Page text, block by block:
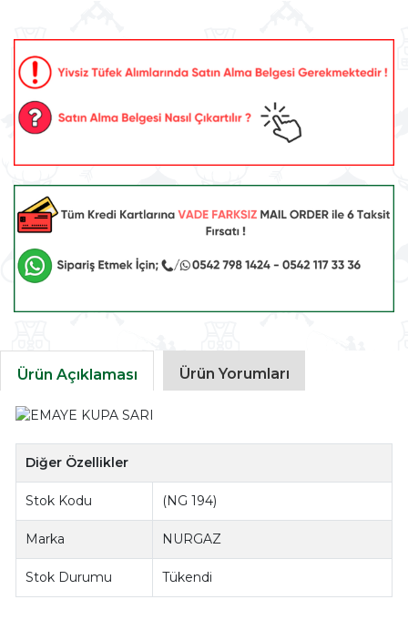
Ürün Açıklaması Ürün Yorumları
Diğer Özellikler
Stok Kodu (NG 194)
Marka NURGAZ
Stok Durumu Tükendi